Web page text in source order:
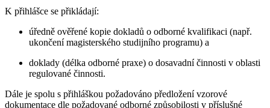
K přihlášce se přikládají:
úředně ověřené kopie dokladů o odborné kvalifikaci (např.
ukončení magisterského studijního programu) a
doklady (délka odborné praxe) o dosavadní činnosti v oblasti
regulované činnosti.
Dále je spolu s přihláškou požadováno předložení vzorové
dokumentace dle požadované odborné způsobilosti v příslušné